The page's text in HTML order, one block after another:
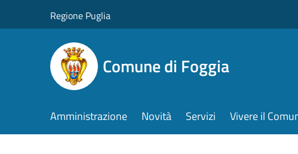
Regione Puglia
Comune di Foggia
Amministrazione Novità Servizi Vivere il